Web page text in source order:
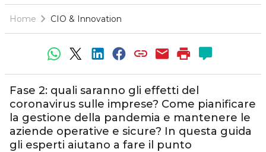
Home CIO & Innovation
Fase 2: quali saranno gli effetti del
coronavirus sulle imprese? Come pianificare
la gestione della pandemia e mantenere le
aziende operative e sicure? In questa guida
gli esperti aiutano a fare il punto